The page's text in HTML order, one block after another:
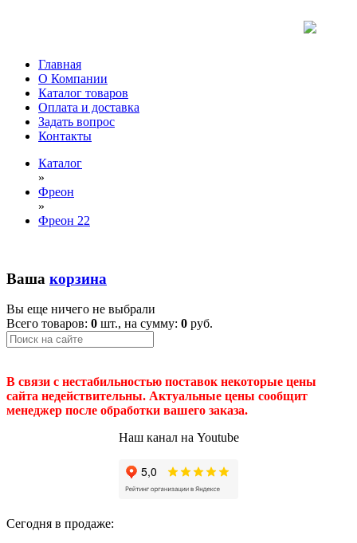
Главная
О Компании
Каталог товаров
Оплата и доставка
Задать вопрос
Контакты
Каталог
»
Фреон
»
Фреон 22
Ваша корзина
Вы еще ничего не выбрали
Всего товаров: 0 шт., на сумму: 0 руб.
В связи с нестабильностью поставок некоторые цены
сайта недействительны. Актуальные цены сообщит
менеджер после обработки вашего заказа.
Наш канал на Youtube
Сегодня в продаже: